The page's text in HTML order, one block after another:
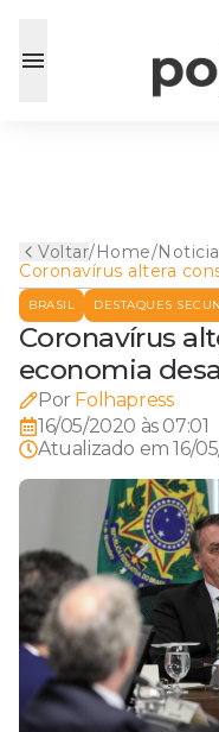
Voltar/Home/
Coronavírus altera
e economia desaba
março
BRASIL DESTAQUES
Coronavírus
economia
Por Folhapress
16/05/2020 às 07:01
Atualizado em16/